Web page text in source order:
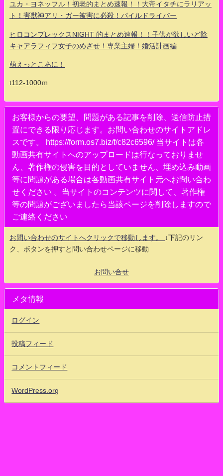
ユカ・ヨネッフル！初老的まとめ速報！！大帝イタチにラリアッ
ト！害獣神アリ・ガー被害に必殺！パイルドライバー
ヒロコンプレックスNIGHT 的まとめ速報！！子供が欲しいど陰
キャアラフィフ女子のめざせ！専業主婦！婚活計画編
萌えっとこあに！
t112-1000ｍ
お客様からの要望、問題がある記事を削除、送信防止措
置にできる限り応じます。お問い合わせのサイトアドレ
スです。 https://form.os7.biz/f/c82c6596/ 当サイトは各
動画共有サイトへのアップロードは行なっておりませ
ん、著作権の侵害を目的としていません、埋め込み動画
等に問題がある場合は各動画共有サイト元へお問い合わ
せください 。当サイトのコンテンツに関して、著作権
等の問題がございましたら当該ページを削除しますので
ご連絡ください
お問い合わせのサイトへクリックで移動します。
↓下記のリン
ク、ボタンを押すと問い合わせページに移動
お問い合せ
メタ情報
ログイン
投稿フィード
コメントフィード
WordPress.org